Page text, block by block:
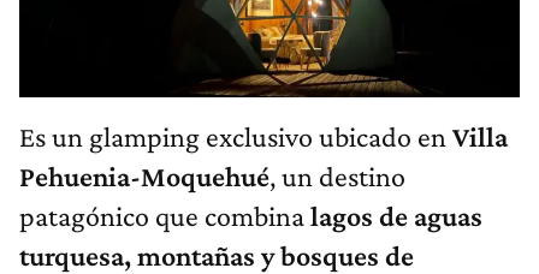
Es un glamping exclusivo ubicado en Villa
Pehuenia-Moquehué, un destino
patagónico que combinalagos de aguas
turquesa, montañas y bosques de